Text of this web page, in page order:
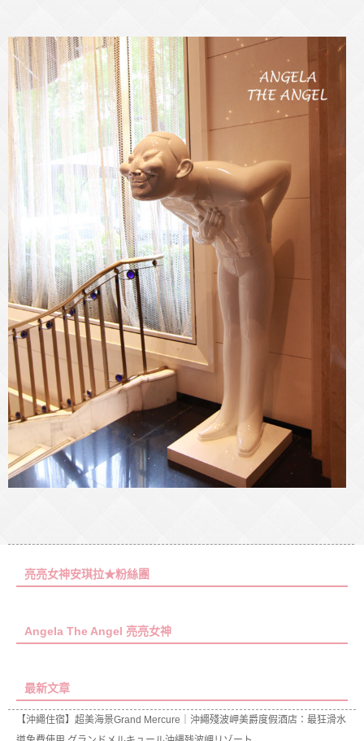
亮亮女神安琪拉★粉絲團
Angela The Angel 亮亮女神
最新文章
【沖繩住宿】超美海景Grand Mercure｜沖繩殘波岬美爵度假酒店：最狂滑水